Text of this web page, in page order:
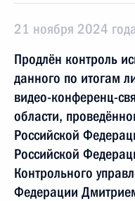
21 ноября 2024
Продлён контроль
данного по итогам
видео-конференц-
области,
Российской
Российской
Контрольного
Федерации